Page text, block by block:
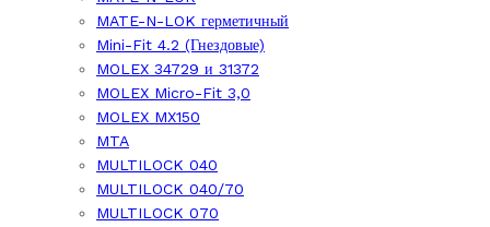
MATE-N-LOK герметичный
Mini-Fit 4.2 (Гнездовые)
MOLEX 34729 и 31372
MOLEX Micro-Fit 3,0
MOLEX MX150
MTA
MULTILOCK 040
MULTILOCK 040/70
MULTILOCK 070